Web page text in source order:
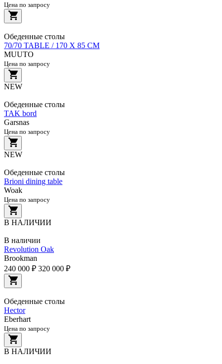
Цена по запросу
Обеденные столы
70/70 TABLE / 170 X 85 CM
MUUTO
Цена по запросу
NEW
Обеденные столы
TAK bord
Garsnas
Цена по запросу
NEW
Обеденные столы
Brioni dining table
Woak
Цена по запросу
В НАЛИЧИИ
В наличии
Revolution Oak
Brookman
240 000 ₽ 320 000 ₽
Обеденные столы
Hector
Eberhart
Цена по запросу
В НАЛИЧИИ